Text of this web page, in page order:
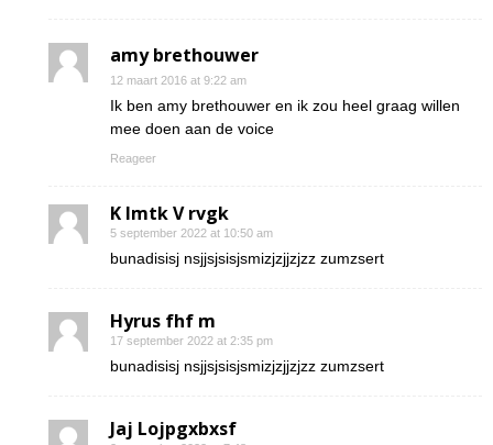
amy brethouwer
12 maart 2016 at 9:22 am
Ik ben amy brethouwer en ik zou heel graag willen
mee doen aan de voice
Reageer
K Imtk V rvgk
5 september 2022 at 10:50 am
bunadisisj nsjjsjsisjsmizjzjjzjzz zumzsert
Hyrus fhf m
17 september 2022 at 2:35 pm
bunadisisj nsjjsjsisjsmizjzjjzjzz zumzsert
Jaj Lojpgxbxsf